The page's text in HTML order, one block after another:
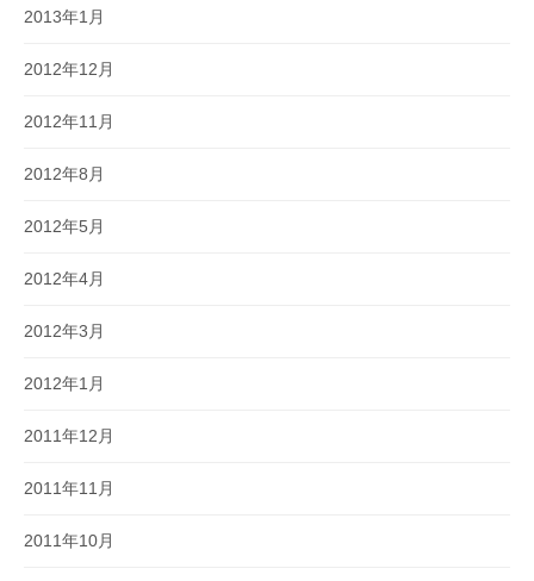
2013年1月
2012年12月
2012年11月
2012年8月
2012年5月
2012年4月
2012年3月
2012年1月
2011年12月
2011年11月
2011年10月